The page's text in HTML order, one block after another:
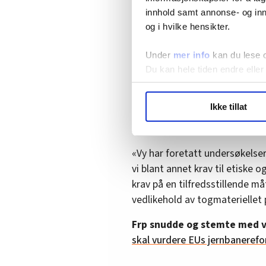
innhold samt annonse- og
og i hvilke hensikter.
Under mer info kan du lese
Du kan hele tiden endre
hvordan våre nettsider blir
Ikke tillat
CAF er ikke bare en tilbyder
og Statens Pensjonsfond
selskaper.
I 2019 kjøpte CAF opp
– som tilbyr vedlikehold av
oppdraget på vedlikehold av
«Vy har foretatt
vi blant annet krav til etiske
krav på en tilfredsstillende
vedlikehold av togmateriellet
Frp snudde og stemte med
skal vurdere EUs